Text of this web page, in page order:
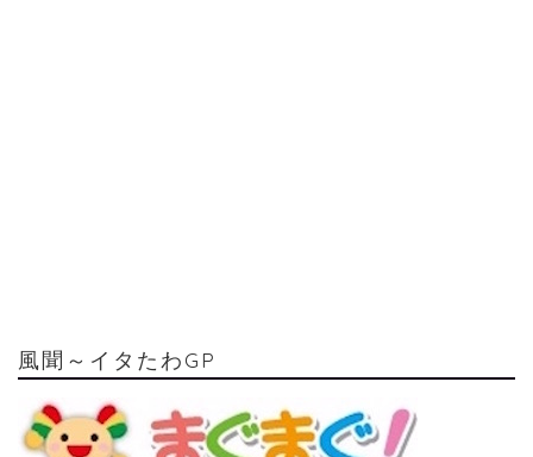
風聞～イタたわGP